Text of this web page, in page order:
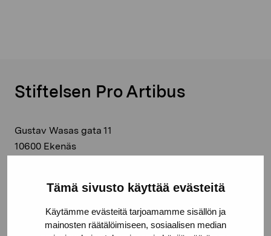
Tämä sivusto käyttää evästeitä
Käytämme evästeitä tarjoamamme sisällön ja
mainosten räätälöimiseen, sosiaalisen median
Stiftelsen Pro Artibus
Gustav Wasas gata 11
10600 Ekenäs